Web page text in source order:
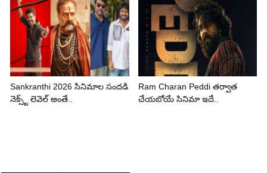
Sankranthi 2026 సినిమాల సందడి
నెక్స్ట్ లెవెల్ అంతే..
Ram Charan Peddi తర్వాత
చేయబోయే సినిమా ఇదే..